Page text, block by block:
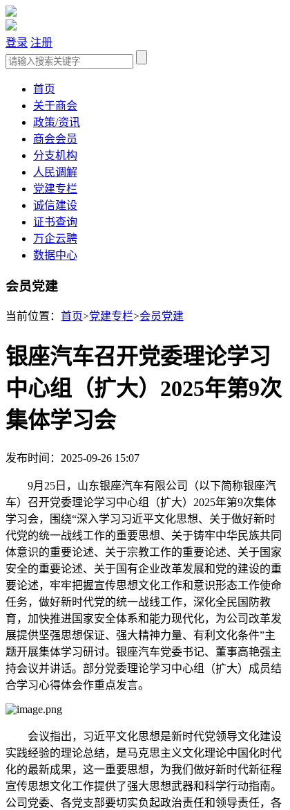
登录 注册
首页
关于商会
政策/资讯
商会会员
分支机构
人民调解
党建专栏
诚信建设
证书查询
万企云聘
数据中心
会员党建
当前位置： 首页>党建专栏>会员党建
银座汽车召开党委理论学习
中心组（扩大）2025年第9次
集体学习会
发布时间：2025-09-26 15:07
9月25日，山东银座汽车有限公司（以下简称银座汽
车）召开党委理论学习中心组（扩大）2025年第9次集体
学习会，围绕“深入学习习近平文化思想、关于做好新时
代党的统一战线工作的重要思想、关于铸牢中华民族共同
体意识的重要论述、关于宗教工作的重要论述、关于国家
安全的重要论述、关于国有企业改革发展和党的建设的重
要论述，牢牢把握宣传思想文化工作和意识形态工作使命
任务，做好新时代党的统一战线工作，深化全民国防教
育，加快推进国家安全体系和能力现代化，为公司改革发
展提供坚强思想保证、强大精神力量、有利文化条件”主
题开展集体学习研讨。银座汽车党委书记、董事高艳强主
持会议并讲话。部分党委理论学习中心组（扩大）成员结
合学习心得体会作重点发言。
会议指出，习近平文化思想是新时代党领导文化建设
实践经验的理论总结，是马克思主义文化理论中国化时代
化的最新成果，这一重要思想，为我们做好新时代新征程
宣传思想文化工作提供了强大思想武器和科学行动指南。
公司党委、各党支部要切实负起政治责任和领导责任，各